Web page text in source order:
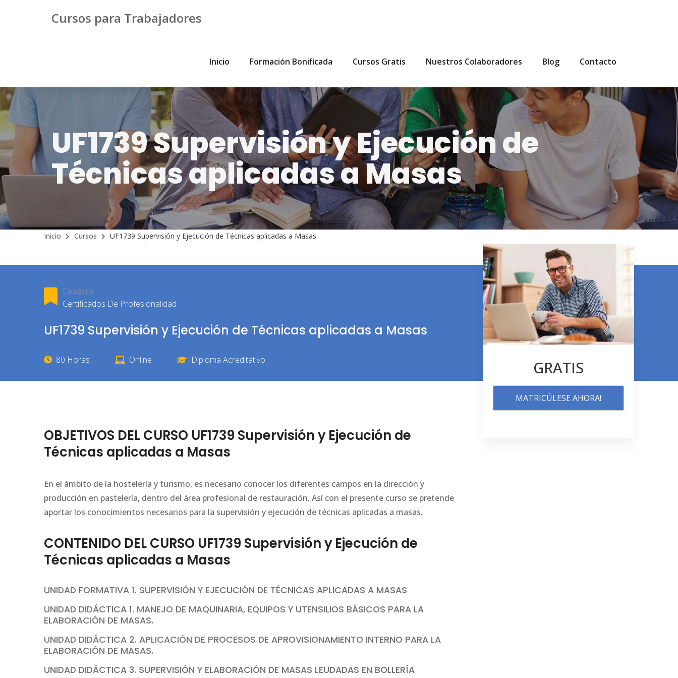
Cursos para Trabajadores
Inicio Formación Bonificada Cursos Gratis Nuestros Colaboradores Blog Contacto
UF1739 Supervisión y Ejecución de
Técnicas aplicadas a Masas
Inicio Cursos UF1739 Supervisión y Ejecución de Técnicas aplicadas a Masas
Categoría
Certificados De Profesionalidad
UF1739 Supervisión y Ejecución de Técnicas aplicadas a Masas
80 Horas Online Diploma Acreditativo
OBJETIVOS DEL CURSO UF1739 Supervisión y Ejecución de
Técnicas aplicadas a Masas
En el ámbito de la hostelería y turismo, es necesario conocer los diferentes campos en la dirección y
producción en pastelería, dentro del área profesional de restauración. Así con el presente curso se pretende
aportar los conocimientos necesarios para la supervisión y ejecución de técnicas aplicadas a masas.
CONTENIDO DEL CURSO UF1739 Supervisión y Ejecución de
Técnicas aplicadas a Masas
UNIDAD FORMATIVA 1. SUPERVISIÓN Y EJECUCIÓN DE TÉCNICAS APLICADAS A MASAS
UNIDAD DIDÁCTICA 1. MANEJO DE MAQUINARIA, EQUIPOS Y UTENSILIOS BÁSICOS PARA LA
ELABORACIÓN DE MASAS.
UNIDAD DIDÁCTICA 2. APLICACIÓN DE PROCESOS DE APROVISIONAMIENTO INTERNO PARA LA
ELABORACIÓN DE MASAS.
UNIDAD DIDÁCTICA 3. SUPERVISIÓN Y ELABORACIÓN DE MASAS LEUDADAS EN BOLLERÍA
GRATIS
MATRICÚLESE AHORA!